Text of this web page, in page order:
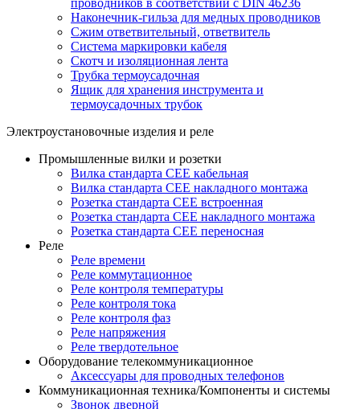
проводников в соответствии с DIN 46236
Наконечник-гильза для медных проводников
Сжим ответвительный, ответвитель
Система маркировки кабеля
Скотч и изоляционная лента
Трубка термоусадочная
Ящик для хранения инструмента и
термоусадочных трубок
Электроустановочные изделия и реле
Промышленные вилки и розетки
Вилка стандарта CEE кабельная
Вилка стандарта CEE накладного монтажа
Розетка стандарта CEE встроенная
Розетка стандарта СЕЕ накладного монтажа
Розетка стандарта СЕЕ переносная
Реле
Реле времени
Реле коммутационное
Реле контроля температуры
Реле контроля тока
Реле контроля фаз
Реле напряжения
Реле твердотельное
Оборудование телекоммуникационное
Аксессуары для проводных телефонов
Коммуникационная техника/Компоненты и системы
Звонок дверной